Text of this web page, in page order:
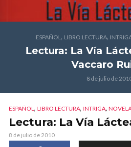
ESPAÑOL, LIBRO LECTURA,
Lectura: La Vía
Vaccaro
8 de julio de
ESPAÑOL, LIBRO LECTURA, INTRIGA,
Lectura: La Vía
8 de julio de 2010